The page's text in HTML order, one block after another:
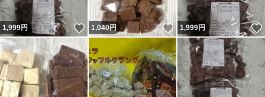
1,999円 いいね！
1,040円 いいね！
1,999円